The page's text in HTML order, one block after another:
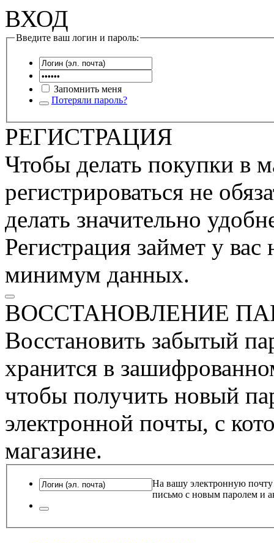
ВХОД
Введите ваш логин и пароль:
Запомнить меня
Потеряли пароль?
РЕГИСТРАЦИЯ
Чтобы делать покупки в
регистрироваться не
делать значительно
Регистрация займет у
минимум данных.
ВОССТАНОВЛЕНИЕ
Восстановить забытый
хранится в
чтобы получить новый
электронной почты, с
магазине.
На вашу электронную почту
письмо с новым паролем и